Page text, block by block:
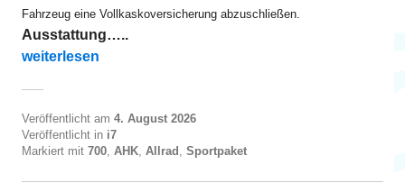
Fahrzeug eine Vollkaskoversicherung abzuschließen.
Ausstattung…..
„i7 xDrive60 ab EUR 700“
weiterlesen
Veröffentlicht am 4. August 2026
Veröffentlicht in i7
Markiert mit 700, AHK, Allrad , Sportpaket